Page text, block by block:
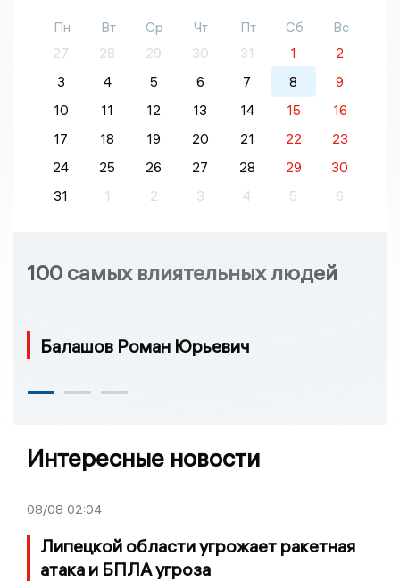
Пн Вт Ср Чт Пт Сб
Вс
27
28 29 30 31 1
2
3
4 5 6 7 8
9
10
11 12 13 14 15
16
17
18 19 20 21 22
23
24
25 26 27 28 29
30
31
1 2 3 4 5 6
100 самых влиятельных людей
Балашов Роман Юрьевич
Интересные новости
08/08 02:04
Липецкой области угрожает ракетная
атака и БПЛА угроза